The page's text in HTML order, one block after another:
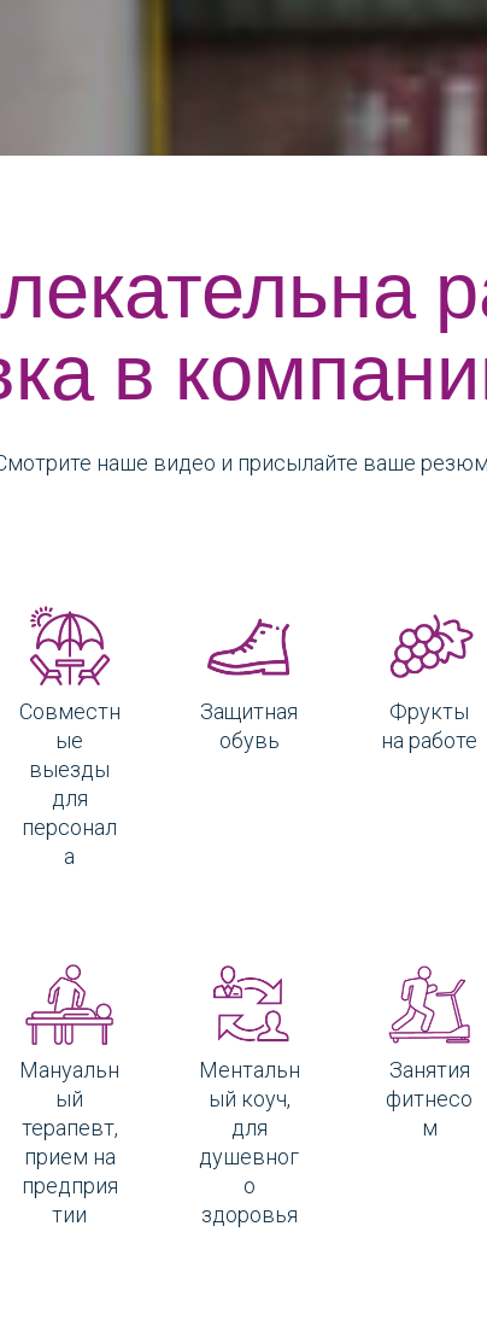
в
наше видео и присылайте ваше
Совместн
ые
выезды
для
персонал
а
Защитная
обувь
Фрукты
на работе
Мануальн
ый
терапевт,
прием на
предприя
тии
Ментальн
ый коуч,
для
душевног
о
здоровья
Занятия
фитнесо
м